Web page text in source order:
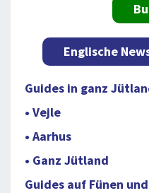
Englische
Guides in ganz
• Vejle
• Aarhus
• Ganz Jütland
Guides auf Fünen